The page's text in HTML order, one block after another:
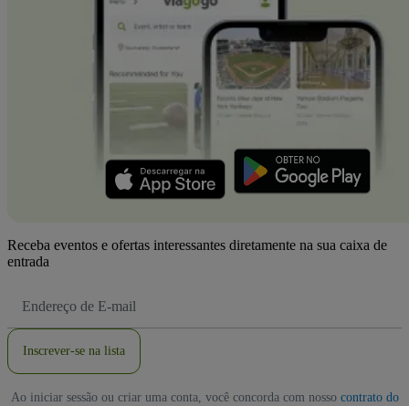
Receba eventos e ofertas interessantes diretamente na sua caixa de
entrada
de
Inscrever-se na lista
Ao iniciar sessão ou criar uma conta, você concorda com nosso contrato do